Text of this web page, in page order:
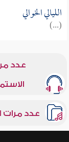
الليالي الخوالي
(...)
عدد
عدد مرات